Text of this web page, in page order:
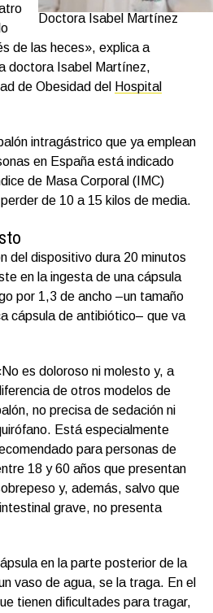
Doctora Isabel Martínez
de las heces», explica a
doctora Isabel Martínez,
de Obesidad del Hospital
intragástrico que ya emplean
en España está indicado
de Masa Corporal (IMC)
de 10 a 15 kilos de media.
del dispositivo dura 20 minutos
en la ingesta de una cápsula
por 1,3 de ancho –un tamaño
cápsula de antibiótico– que va
es doloroso ni molesto y, a
de otros modelos de
no precisa de sedación ni
Está especialmente
para personas de
18 y 60 años que presentan
y, además, salvo que
grave, no presenta
en la parte posterior de la
vaso de agua, se la traga. En el
tienen dificultades para tragar,